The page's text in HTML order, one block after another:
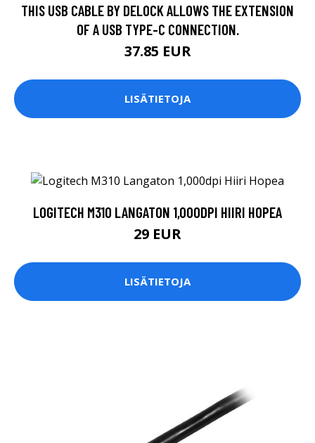
THIS USB CABLE BY DELOCK ALLOWS THE EXTENSION
OF A USB TYPE-C CONNECTION.
37.85 EUR
LISÄTIETOJA
LOGITECH M310 LANGATON 1,000DPI HIIRI HOPEA
29 EUR
LISÄTIETOJA